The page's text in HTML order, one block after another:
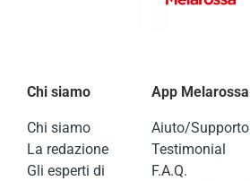
Chi siamo
Chi siamo
La redazione
Gli esperti di
App Melarossa
Aiuto/Supporto
Testimonial
F.A.Q.